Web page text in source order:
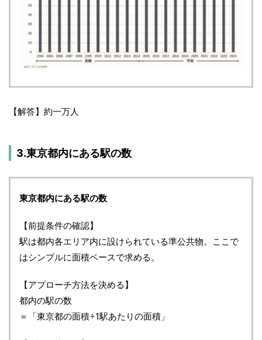
【解答】約一万人
3.東京都内にある駅の数
東京都内にある駅の数
【前提条件の確認】
駅は都内各エリア内に設けられている準公共物。ここで
はシンプルに面積ベースで求める。
【アプローチ方法を決める】
都内の駅の数
＝「東京都の面積÷1駅あたりの面積」